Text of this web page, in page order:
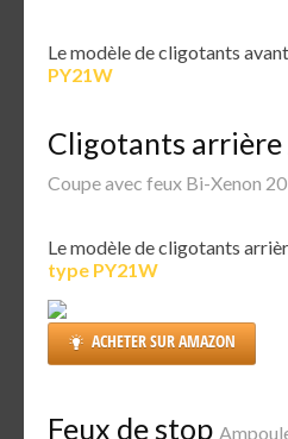
Le modèle de cligotants
PY21W
Cligotants arrière
Coupe avec feux Bi-Xenon
Le modèle de cligotants
type PY21W
ACHETER SUR AMAZON
Feux de stop